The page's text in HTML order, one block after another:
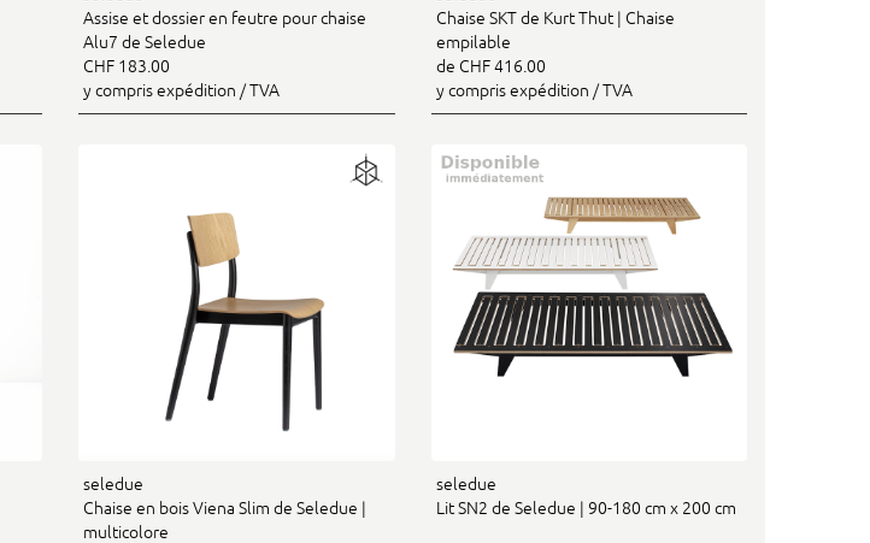
Assise et dossier en feutre pour chaise
Alu7 de Seledue
CHF 183.00
y compris expédition / TVA
Chaise SKT de Kurt Thut | Chaise
empilable
de CHF 416.00
y compris expédition / TVA
seledue
Chaise en bois Viena Slim de Seledue |
multicolore
seledue
Lit SN2 de Seledue | 90-180 cm x 200 cm